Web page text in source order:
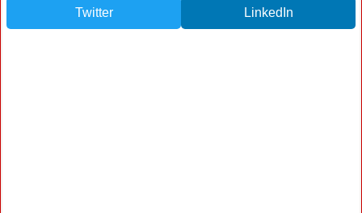
Twitter LinkedIn